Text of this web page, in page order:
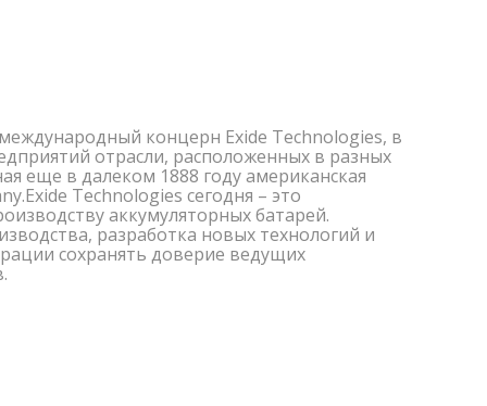
концерн Exide Technologies, в
отрасли, расположенных в разных
еще в далеком 1888 году американская
Technologies сегодня – это
аккумуляторных батарей.
разработка новых технологий и
сохранять доверие ведущих